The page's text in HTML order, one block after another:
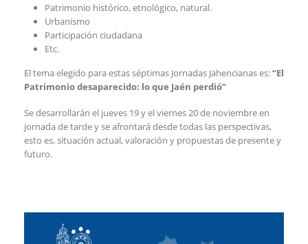
Patrimonio histórico, etnológico, natural.
Urbanismo
Participación ciudadana
Etc.
El tema elegido para estas séptimas Jornadas Jahencianas es:“El
Patrimonio desaparecido: lo que Jaén perdió”
Se desarrollarán el jueves 19 y el viernes 20 de noviembre en
jornada de tarde y se afrontará desde todas las perspectivas,
esto es, situación actual, valoración y propuestas de presente y
futuro.